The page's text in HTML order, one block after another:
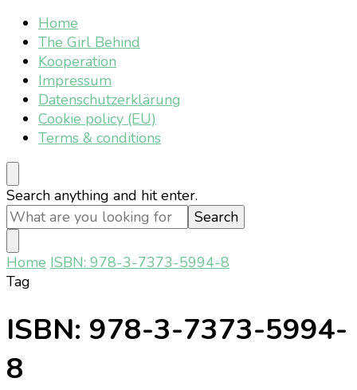
Home
The Girl Behind
Kooperation
Impressum
Datenschutzerklärung
Cookie policy (EU)
Terms & conditions
Looking
for
Something?
Search anything and hit enter.
Home ISBN: 978-3-7373-5994-8
Tag
ISBN: 978-3-7373-5994-
8